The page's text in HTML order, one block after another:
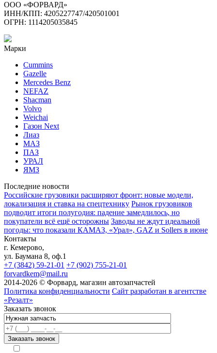
ООО «ФОРВАРД»
ИНН/КПП: 4205227747/420501001
ОГРН: 1114205035845
Марки
Cummins
Gazelle
Mercedes Benz
NEFAZ
Shacman
Volvo
Weichai
Газон Next
Лиаз
МАЗ
ПАЗ
УРАЛ
ЯМЗ
Последние новости
Российские грузовики расширяют фронт: новые модели,
локализация и ставка на спецтехнику Рынок грузовиков
подводит итоги полугодия: падение замедлилось, но
покупатели всё ещё осторожны Заводы не ждут идеальной
погоды: что показали КАМАЗ, «Урал», GAZ и Sollers в июне
Контакты
г. Кемерово,
ул. Баумана 8, оф.1
+7 (3842) 59-21-01 +7 (902) 755-21-01
forvardkem@mail.ru
2014-2026 © Форвард, магазин автозапчастей
Политика конфиденциальности Сайт разработан в агентстве
«Резалт»
Заказать звонок